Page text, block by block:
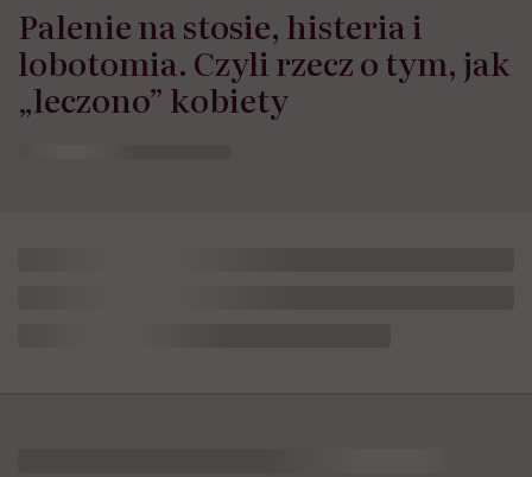
Palenie na stosie, histeria i
lobotomia. Czyli rzecz o tym, jak
„leczono” kobiety